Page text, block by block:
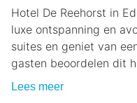
Hotel De Reehorst in
luxe ontspanning en
suites en geniet van
gasten beoordelen dit
Lees meer